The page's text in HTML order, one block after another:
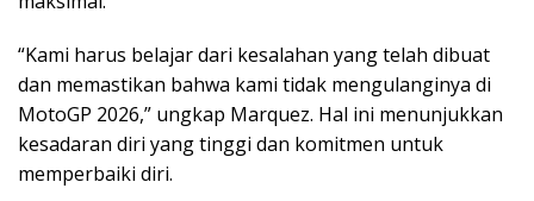
“Kami harus belajar dari kesalahan yang telah dibuat
dan memastikan bahwa kami tidak mengulanginya di
MotoGP 2026,” ungkap Marquez. Hal ini menunjukkan
kesadaran diri yang tinggi dan komitmen untuk
memperbaiki diri.